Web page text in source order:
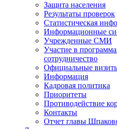
Защита населения
Результаты проверок
Статистическая
Информационные
Учрежденные СМИ
Участие в
сотрудничество
Официальные
Информация
Кадровая политика
Приоритеты
Противодействие
Контакты
Отчет главы